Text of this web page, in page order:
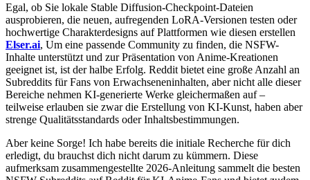
Egal, ob Sie lokale Stable Diffusion-Checkpoint-Dateien
ausprobieren, die neuen, aufregenden LoRA-Versionen testen oder
hochwertige Charakterdesigns auf Plattformen wie diesen erstellen
Elser.ai, Um eine passende Community zu finden, die NSFW-
Inhalte unterstützt und zur Präsentation von Anime-Kreationen
geeignet ist, ist der halbe Erfolg. Reddit bietet eine große Anzahl an
Subreddits für Fans von Erwachseneninhalten, aber nicht alle dieser
Bereiche nehmen KI-generierte Werke gleichermaßen auf –
teilweise erlauben sie zwar die Erstellung von KI-Kunst, haben aber
strenge Qualitätsstandards oder Inhaltsbestimmungen.
Aber keine Sorge! Ich habe bereits die initiale Recherche für dich
erledigt, du brauchst dich nicht darum zu kümmern. Diese
aufmerksam zusammengestellte 2026-Anleitung sammelt die besten